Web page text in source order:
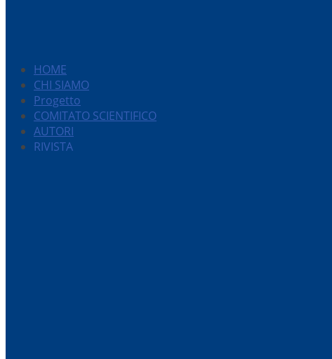
HOME
CHI SIAMO
Progetto
COMITATO SCIENTIFICO
AUTORI
RIVISTA